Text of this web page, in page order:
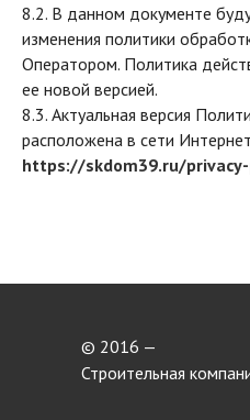
8.2. В данном документе
изменения политики
Оператором. Политика
ее новой версией.
8.3. Актуальная версия
расположена в сети
https://skdom39.ru/
© 2016 —
Строительная